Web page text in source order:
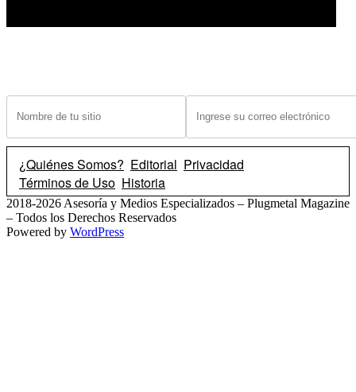
¿Quiénes Somos? Editorial Privacidad
Términos de Uso Historia
2018-2026 Asesoría y Medios Especializados – Plugmetal Magazine
– Todos los Derechos Reservados
Powered by WordPress